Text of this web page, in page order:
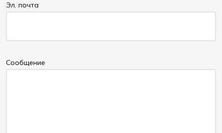
Эл. почта
Cообщение